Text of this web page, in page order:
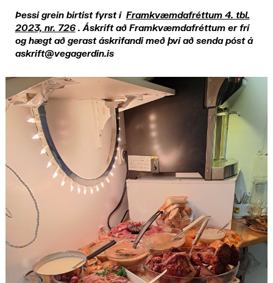
Þessi grein birtist fyrst í Framkvæmdafréttum 4. tbl.
2023, nr. 726 . Áskrift að Framkvæmdafréttum er frí
og hægt að gerast áskrifandi með því að senda póst á
askrift@vegagerdin.is